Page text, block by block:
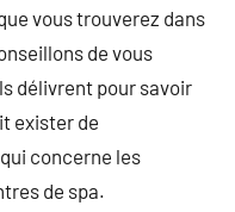
vous trouverez dans
de vous
délivrent pour savoir
exister de
concerne les
de spa.